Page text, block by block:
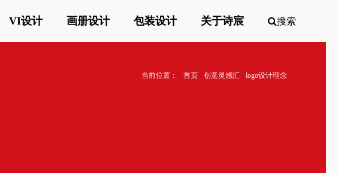
VI设计 画册设计 包装设计 关于诗宸 搜索
当前位置： 首页 创意灵感汇
logo设计理念